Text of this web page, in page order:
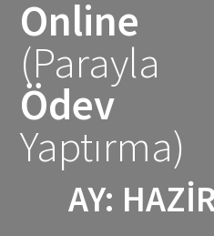
Online
(Parayla
Ödev
Yaptırma)
AY: